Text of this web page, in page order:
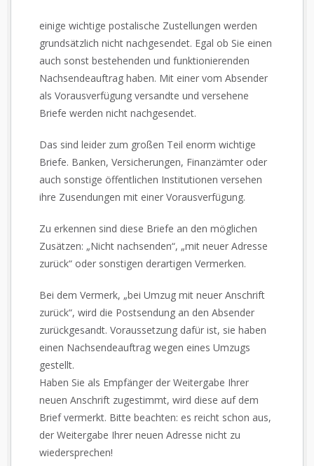
einige wichtige postalische Zustellungen werden
grundsätzlich nicht nachgesendet. Egal ob Sie einen
auch sonst bestehenden und funktionierenden
Nachsendeauftrag haben. Mit einer vom Absender
als Vorausverfügung versandte und versehene
Briefe werden nicht nachgesendet.
Das sind leider zum großen Teil enorm wichtige
Briefe. Banken, Versicherungen, Finanzämter oder
auch sonstige öffentlichen Institutionen versehen
ihre Zusendungen mit einer Vorausverfügung.
Zu erkennen sind diese Briefe an den möglichen
Zusätzen: „Nicht nachsenden“, „mit neuer Adresse
zurück“ oder sonstigen derartigen Vermerken.
Bei dem Vermerk, „bei Umzug mit neuer Anschrift
zurück“, wird die Postsendung an den Absender
zurückgesandt. Voraussetzung dafür ist, sie haben
einen Nachsendeauftrag wegen eines Umzugs
gestellt.
Haben Sie als Empfänger der Weitergabe Ihrer
neuen Anschrift zugestimmt, wird diese auf dem
Brief vermerkt. Bitte beachten: es reicht schon aus,
der Weitergabe Ihrer neuen Adresse nicht zu
wiedersprechen!